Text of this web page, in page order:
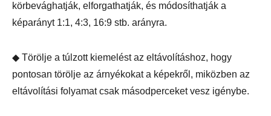
körbevághatják, elforgathatják, és módosíthatják a
képarányt 1:1, 4:3, 16:9 stb. arányra.
◆ Törölje a túlzott kiemelést az eltávolításhoz, hogy
pontosan törölje az árnyékokat a képekről, miközben az
eltávolítási folyamat csak másodperceket vesz igénybe.